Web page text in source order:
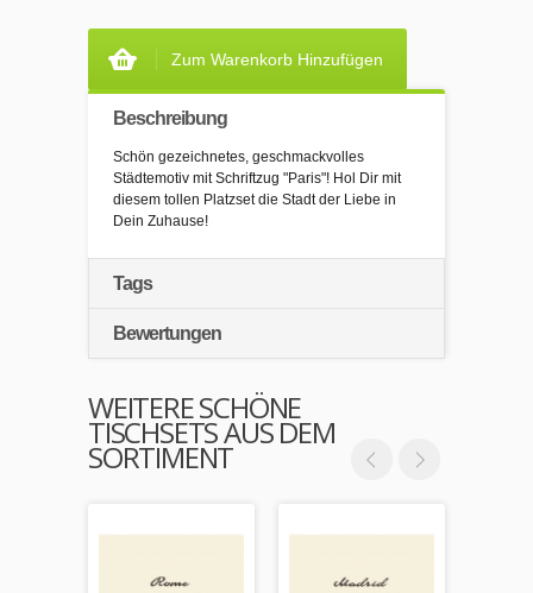
Zum Warenkorb Hinzufügen
Beschreibung
Schön gezeichnetes, geschmackvolles
Städtemotiv mit Schriftzug "Paris"! Hol Dir mit
diesem tollen Platzset die Stadt der Liebe in
Dein Zuhause!
Tags
Bewertungen
WEITERE SCHÖNE
TISCHSETS AUS DEM
SORTIMENT